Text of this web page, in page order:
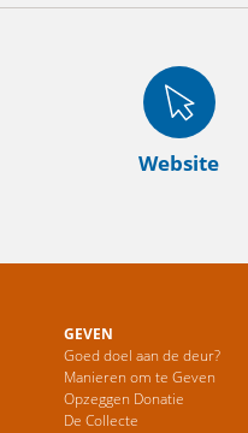
Website
GEVEN
Goed doel aan de deur?
Manieren om te Geven
Opzeggen Donatie
De Collecte